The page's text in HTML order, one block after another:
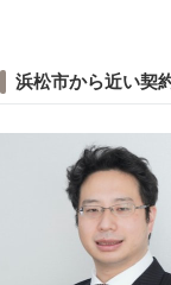
浜松市から近い契